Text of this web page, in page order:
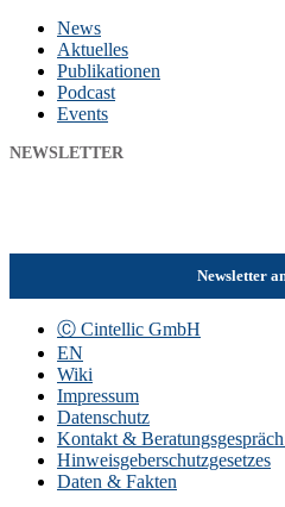
News
Aktuelles
Publikationen
Podcast
Events
NEWSLETTER
Newsletter
Ⓒ Cintellic GmbH
EN
Wiki
Impressum
Datenschutz
Kontakt &
Hinweisgeberschutzgesetzes
Daten & Fakten